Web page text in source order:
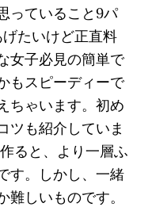
っていること9パ
たいけど正直料
女子必見の簡単で
もスピーディーで
ちゃいます。初め
ツも紹介していま
ると、より一層ふ
す。しかし、一緒
しいものです。